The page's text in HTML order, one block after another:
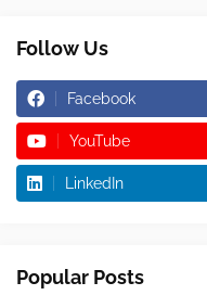
Follow Us
Facebook
YouTube
LinkedIn
Popular Posts